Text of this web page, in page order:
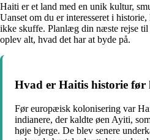
Haiti er et land med en unik kultur,
Uanset om du er interesseret i
ikke skuffe. Planlæg din næste rejse til
oplev alt, hvad det har at byde på.
Hvad er Haitis historie før
Før europæisk kolonisering var
indianere, der kaldte øen Ayiti,
høje bjerge. De blev senere